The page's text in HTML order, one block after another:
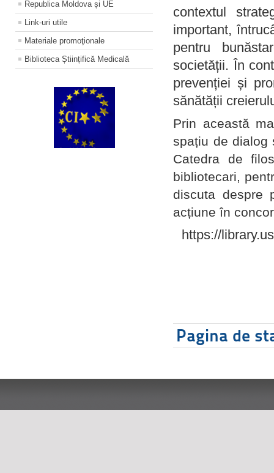
Republica Moldova și UE
Link-uri utile
Materiale promoţionale
Biblioteca Științifică Medicală
contextul
important,
pentru
societății. În
prevenției și
sănătății
Prin această
spațiu de dialog
Catedra de
bibliotecari,
discuta despre
acțiune în
https://
Pagina de